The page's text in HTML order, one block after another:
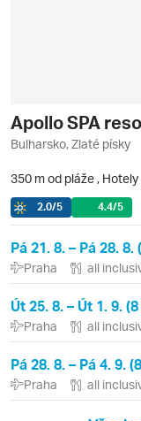
Apollo SPA
Bulharsko, Zlaté písky
350 m od pláže ,
2.0/5 4.4/5
Pá 21. 8. – Pá 28. 8.
Praha all
Út 25. 8. – Út 1. 9.
Praha all
Pá 28. 8. – Pá 4. 9.
Praha all